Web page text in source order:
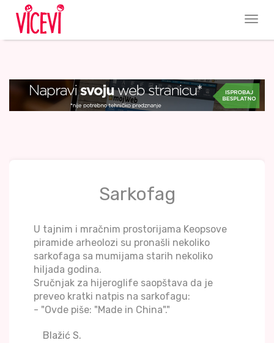
Sarkofag
U tajnim i mračnim prostorijama Keopsove
piramide arheolozi su pronašli nekoliko
sarkofaga sa mumijama starih nekoliko
hiljada godina.
Sručnjak za hijeroglife saopštava da je
preveo kratki natpis na sarkofagu:
- "Ovde piše: "Made in China"."
Blažić S.